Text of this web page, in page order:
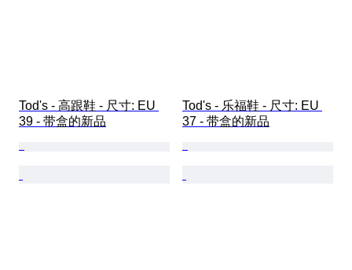
Tod's - 高跟鞋 - 尺寸: EU
39 - 带盒的新品
Tod's - 乐福鞋 - 尺寸: EU
37 - 带盒的新品